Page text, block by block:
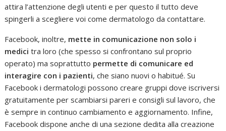
attira l’attenzione degli utenti e per questo il tutto deve
spingerli a scegliere voi come dermatologo da contattare.
Facebook, inoltre, mette in comunicazione non solo i
medici tra loro (che spesso si confrontano sul proprio
operato) ma soprattutto permette di comunicare ed
interagire con i pazienti, che siano nuovi o habitué. Su
Facebook i dermatologi possono creare gruppi dove iscriversi
gratuitamente per scambiarsi pareri e consigli sul lavoro, che
è sempre in continuo cambiamento e aggiornamento. Infine,
Facebook dispone anche di una sezione dedita alla creazione